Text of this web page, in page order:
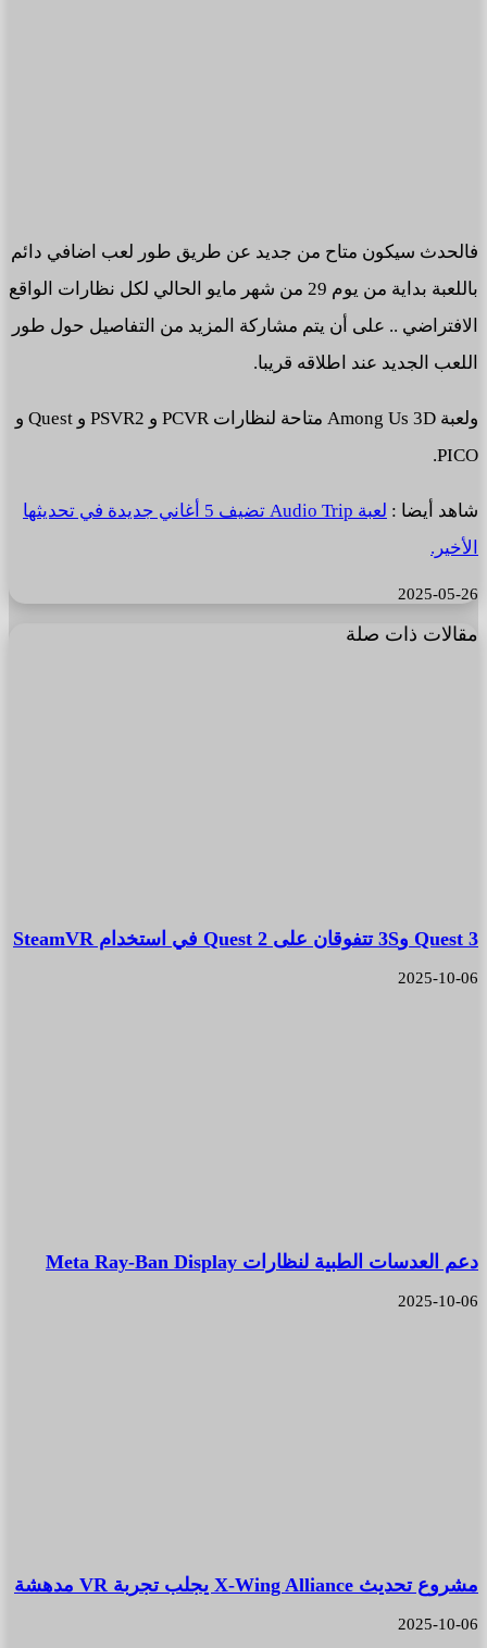
فالحدث سيكون متاح من جديد عن طريق طور لعب اضافي دائم
باللعبة بداية من يوم 29 من شهر مايو الحالي لكل نظارات الواقع
الافتراضي .. على أن يتم مشاركة المزيد من التفاصيل حول طور
اللعب الجديد عند اطلاقه قريبا.
ولعبة Among Us 3D متاحة لنظارات PCVR و PSVR2 و Quest و
PICO.
شاهد أيضا :
لعبة Audio Trip تضيف 5 أغاني جديدة في تحديثها
الأخير.
2025-05-26
مقالات ذات صلة
Quest 3 و3S تتفوقان على Quest 2 في استخدام SteamVR
2025-10-06
دعم العدسات الطبية لنظارات Meta Ray-Ban Display
2025-10-06
مشروع تحديث X-Wing Alliance يجلب تجربة VR مدهشة
2025-10-06